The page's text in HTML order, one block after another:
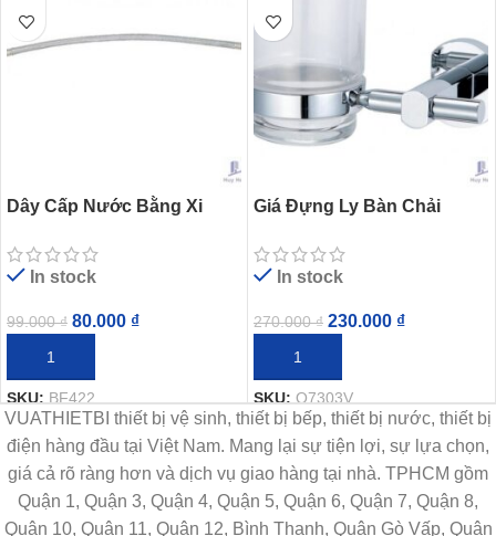
Dây Cấp Nước Bằng Xi
In stock
99.000₫ 80.000 ₫
THÊM VÀO GIỎ HÀNG
SKU:BF422
Giá Đựng Ly Bàn Chải
Q7303V
In stock
270.000₫ 230.000 ₫
THÊM VÀO GIỎ HÀNG
SKU:Q7303V
VUATHIETBI thiết bị vệ sinh, thiết bị bếp, thiết bị nước, thiết bị
điện hàng đầu tại Việt Nam. Mang lại sự tiện lợi, sự lựa chọn,
giá cả rõ ràng hơn và dịch vụ giao hàng tại nhà. TPHCM gồm
Quận 1, Quận 3, Quận 4, Quận 5, Quận 6, Quận 7, Quận 8,
Quận 10, Quận 11, Quận 12, Bình Thạnh, Quận Gò Vấp, Quận